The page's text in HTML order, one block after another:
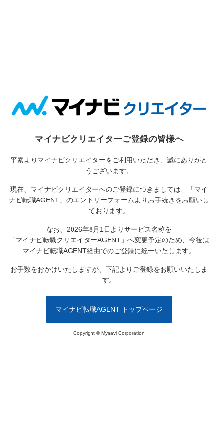
マイナビクリエイターご登録の皆様へ
平素よりマイナビクリエイターをご利用いただき、誠にありがと
うございます。
現在、マイナビクリエイターへのご登録につきましては、
「マイ
ナビ転職AGENT」のエントリーフォームよりお手続きをお願いし
ております。
なお、2026年8月1日よりサービス名称を
「マイナビ転職クリエイターAGENT」へ変更予定のため、 今後は
マイナビ転職AGENT経由でのご登録に統一いたします。
お手数をおかけいたしますが、下記よりご登録をお願いいたしま
す。
マイナビ転職AGENT トップページ
Copyright © Mynavi Corporation